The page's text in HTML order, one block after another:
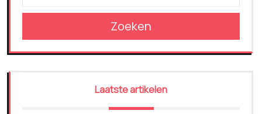
Zoeken
Laatste artikelen